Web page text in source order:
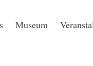
Museum